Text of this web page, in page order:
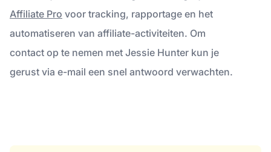
Affiliate Pro voor tracking, rapportage en het
automatiseren van affiliate-activiteiten. Om
contact op te nemen met Jessie Hunter kun je
gerust via e-mail een snel antwoord verwachten.